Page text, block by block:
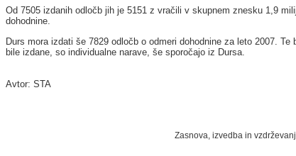
Od 7505 izdanih odločb jih je 5151 z vračili v skupnem znesku 1,9
dohodnine.
Durs mora izdati še 7829 odločb o odmeri dohodnine za leto 2007.
bile izdane, so individualne narave, še sporočajo iz Dursa.
Avtor: STA
Zasnova, izvedba in